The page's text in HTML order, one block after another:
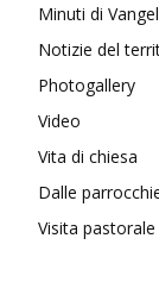
Minuti di
Notizie del
Photogallery
Video
Vita di chiesa
Dalle
Visita pastorale